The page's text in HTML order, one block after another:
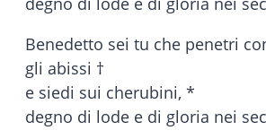
Benedetto sei tu che penetri
gli abissi †
e siedi sui cherubini, *
degno di lode e di gloria nei